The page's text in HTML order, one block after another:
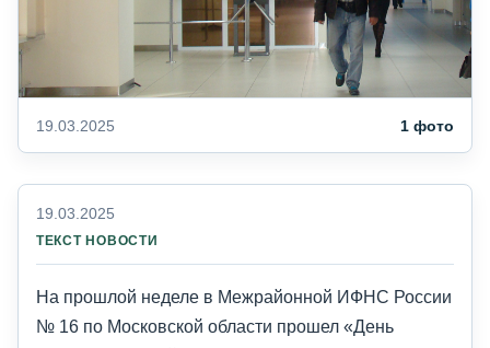
19.03.2025 1 фото
19.03.2025
ТЕКСТ НОВОСТИ
На прошлой неделе в Межрайонной ИФНС России
№ 16 по Московской области прошел «День